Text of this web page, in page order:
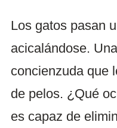
Los gatos pasan
acicalándose.
concienzuda que
de pelos. ¿Qué
es capaz de